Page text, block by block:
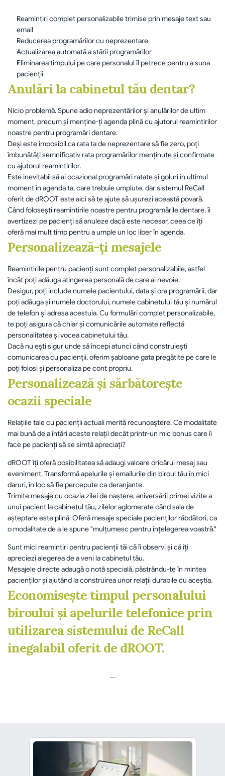
Reamintiri complet personalizabile trimise prin mesaje text sau
email
Reducerea programărilor cu neprezentare
Actualizarea automată a stării programărilor
Eliminarea timpului pe care personalul îl petrece pentru a suna
pacienții
Anulări la cabinetul tău dentar?
Nicio problemă. Spune adio neprezentărilor și anulărilor de ultim
moment, precum și menține-ți agenda plină cu ajutorul reamintirilor
Deși este imposibil ca rata ta de neprezentare să fie zero, poți
îmbunătăți semnificativ rata programărilor menținute și confirmate
Este inevitabil să ai ocazional programări ratate și goluri în ultimul
moment în agenda ta, care trebuie umplute, dar sistemul ReCall
oferit de dROOT este aici să te ajute să ușurezi această povară.
Când folosești reamintirile noastre pentru programările dentare, îi
avertizezi pe pacienți să anuleze dacă este necesar, ceea ce îți
oferă mai mult timp pentru a umple un loc liber în agenda.
Personalizează-ți mesajele
Reamintirile pentru pacienți sunt complet personalizabile, astfel
încât poți adăuga atingerea personală de care ai nevoie.
Desigur, poți include numele pacientului, data și ora programării, dar
poți adăuga și numele doctorului, numele cabinetului tău și numărul
de telefon și adresa acestuia. Cu formulări complet personalizabile,
te poți asigura că chiar și comunicările automate reflectă
personalitatea și vocea cabinetului tău.
Dacă nu ești sigur unde să începi atunci când construiești
comunicarea cu pacienții, oferim șabloane gata pregătite pe care le
poți folosi și personaliza pe cont propriu.
Personalizează și sărbătorește
ocazii speciale
Relațiile tale cu pacienții actuali merită recunoaștere. Ce modalitate
mai bună de a întări aceste relații decât printr-un mic bonus care îi
face pe pacienți să se simtă apreciați?
dROOT îți oferă posibilitatea să adaugi valoare oricărui mesaj sau
eveniment. Transformă apelurile și emailurile din biroul tău în mici
daruri, în loc să fie percepute ca deranjante.
Trimite mesaje cu ocazia zilei de naștere, aniversării primei vizite a
unui pacient la cabinetul tău, zilelor aglomerate când sala de
așteptare este plină. Oferă mesaje speciale pacienților răbdători, ca
o modalitate de a le spune "mulțumesc pentru înțelegerea voastră."
Sunt mici reamintiri pentru pacienții tăi că îi observi și că îți
Mesajele directe adaugă o notă specială, păstrându-te în mintea
pacienților și ajutând la construirea unor relații durabile cu aceștia.
Economisește timpul personalului
biroului și apelurile telefonice prin
utilizarea sistemului de ReCall
inegalabil oferit de dROOT.